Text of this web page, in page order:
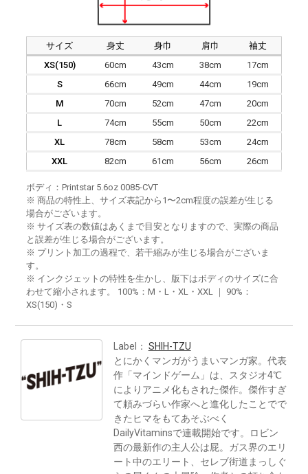
サイズ 身丈 身巾 肩巾
袖丈
XS(150)
60cm 43cm 38cm
17cm
S
66cm 49cm 44cm
19cm
M
70cm 52cm 47cm
20cm
L
74cm 55cm 50cm
22cm
XL
78cm 58cm 53cm
24cm
XXL
82cm 61cm 56cm 26cm
ボディ：Printstar 5.6oz 0085-CVT
※ 商品の特性上、サイズ表記から1〜2cm程度の誤差が生じる
場合がございます。
※ サイズ表の数値はあくまで目安となりますので、実際の商品
と誤差が生じる場合がございます。
※ プリント加工の過程で、若干縮みが生じる場合がございま
す。
※ インクジェットの特性を生かし、版下はボディのサイズに合
わせて縮小されます。 100%：M・L・XL・XXL ｜ 90%：
XS(150)・S
Label： SHIH-TZU
とにかくマンガがうまいマンガ家。代表
作「マインドゲーム」は、スタジオ4℃
によりアニメ化もされた傑作。傑作すぎ
て頼みづらい作家へと進化したことでで
きたヒマをもてあそぶべく
DailyVitaminsで連載開始です。ロビン
西の最新作の主人公は屁。ガス界のエリ
ート中のエリート、セレブ街道まっしぐ